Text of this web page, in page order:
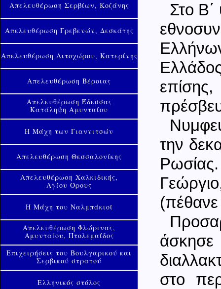
Απελευθέρωση Σερβίων, Κοζάνης
Απελευθέρωση Γρεβενών, Δεσκάτης
Απελευθέρωση Λιτοχώρου, Κατερίνης
Απελευθέρωση Βέροιας
Απελευθέρωση Έδεσσας
Κατάληψη Αμυνταίου
Η Μάχη των Γιαννιτσών
Απελευθέρωση Θεσσαλονίκης
Απελευθέρωση Χαλκιδικής,
Αγίου Όρους
Η Μάχη του Ναλμπάκιοϊ
Απελευθέρωση Φλώρινας,
Αμυνταίου, Πτολεμαΐδος
Επιχειρήσεις του Βουλγαρικού και
Σερβικού στρατού
Ελληνικός στόλος
Στο
την
(πέθανε
άσκησε
στο